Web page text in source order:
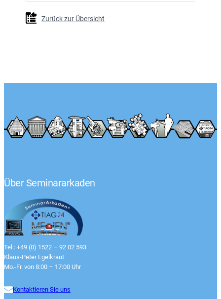
Zurück zur Übersicht
Über Seminararkaden
Tel.: +49 (0) 1522 – 92 02 593
Klaus-Peter Egelkraut
Mo.-Fr. von 8:00 – 17:00 Uhr
Kontaktieren Sie uns